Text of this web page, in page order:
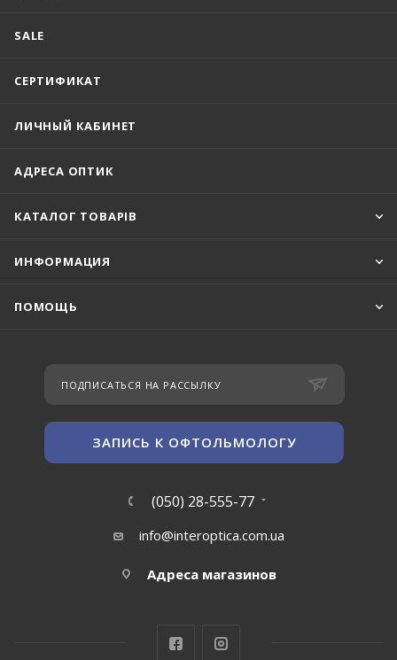
SALE
СЕРТИФИКАТ
ЛИЧНЫЙ КАБИНЕТ
АДРЕСА ОПТИК
КАТАЛОГ ТОВАРІВ
ИНФОРМАЦИЯ
ПОМОЩЬ
ПОДПИСАТЬСЯ НА РАССЫЛКУ
ЗАПИСЬ К ОФТОЛЬМОЛОГУ
(050) 28-555-77
info@interoptica.com.ua
Адреса магазинов